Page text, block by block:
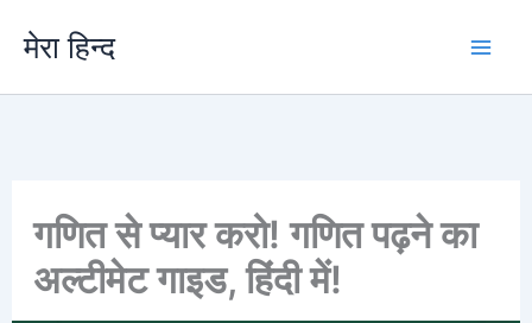
मेरा हिन्द
गणित से प्यार करो! गणित पढ़ने का
अल्टीमेट गाइड, हिंदी में!